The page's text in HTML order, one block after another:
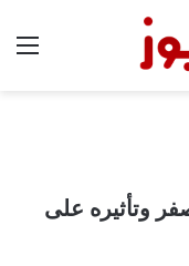
وتأثيره على